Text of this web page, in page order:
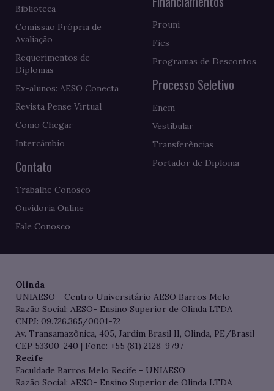
Biblioteca
Comissão Própria de
Avaliação
Requerimentos de
Diplomas
Ex-alunos: AESO Conecta
Revista Pense Virtual
Como Chegar
Intercâmbio
Contato
Trabalhe Conosco
Ouvidoria Online
Fale Conosco
Prouni
Fies
Programas de Descontos
Processo Seletivo
Enem
Vestibular
Transferências
Portador de Diploma
Olinda
UNIAESO - Centro Universitário AESO Barros Melo
Razão Social: AESO- Ensino Superior de Olinda LTDA
CNPJ: 09.726.365/0001-72
Av. Transamazônica, 405, Jardim Brasil II, Olinda, PE/Brasil
CEP 53300-240 | Fone: +55 (81) 2128-9797
Recife
Faculdade Barros Melo Recife - UNIAESO
Razão Social: AESO- Ensino Superior de Olinda LTDA